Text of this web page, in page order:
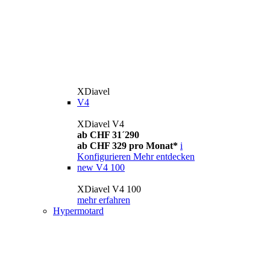
XDiavel
V4
XDiavel V4
ab CHF 31´290
ab CHF 329 pro Monat* i
Konfigurieren Mehr entdecken
new V4 100
XDiavel V4 100
mehr erfahren
Hypermotard